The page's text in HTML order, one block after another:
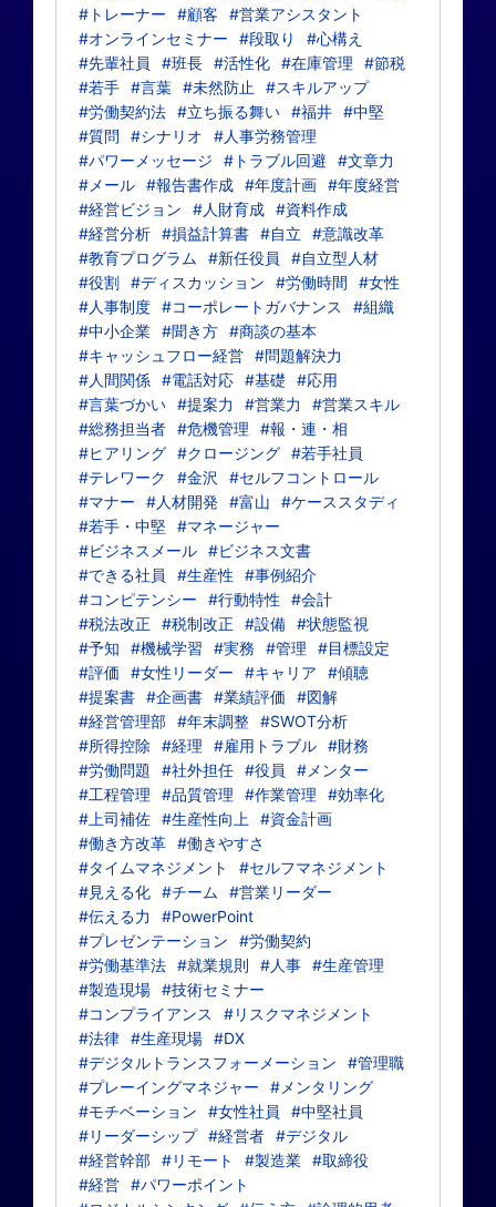
#トレーナー
#顧客
#営業アシスタント
#オンラインセミナー
#段取り
#心構え
#先輩社員
#班長 #活性化 #在庫管理
#節税
#若手 #言葉 #未然防止
#スキルアップ
#労働契約法 #立ち振る舞い #福井 #中堅
#質問
#シナリオ
#人事労務管理
#パワーメッセージ
#トラブル回避
#文章力
#メール #報告書作成 #年度計画 #年度経営
#経営ビジョン
#人財育成 #資料作成
#経営分析 #損益計算書 #自立
#意識改革
#教育プログラム
#新任役員
#自立型人材
#役割 #ディスカッション #労働時間
#女性
#人事制度 #コーポレートガバナンス
#組織
#中小企業 #聞き方 #商談の基本
#キャッシュフロー経営 #問題解決力
#人間関係 #電話対応 #基礎
#応用
#言葉づかい #提案力 #営業力
#営業スキル
#総務担当者 #危機管理
#報・連・相
#ヒアリング #クロージング #若手社員
#テレワーク
#金沢
#セルフコントロール
#マナー
#人材開発 #富山
#ケーススタディ
#若手・中堅 #マネージャー
#ビジネスメール #ビジネス文書
#できる社員
#生産性
#事例紹介
#コンピテンシー
#行動特性
#会計
#税法改正
#税制改正 #設備 #状態監視
#予知
#機械学習 #実務 #管理
#目標設定
#評価
#女性リーダー #キャリア
#傾聴
#提案書 #企画書 #業績評価
#図解
#経営管理部 #年末調整 #SWOT分析
#所得控除
#経理 #雇用トラブル #財務
#労働問題
#社外担任 #役員
#メンター
#工程管理
#品質管理 #作業管理
#効率化
#上司補佐 #生産性向上
#資金計画
#働き方改革 #働きやすさ
#タイムマネジメント
#セルフマネジメント
#見える化 #チーム
#営業リーダー
#伝える力
#PowerPoint
#プレゼンテーション
#労働契約
#労働基準法 #就業規則 #人事 #生産管理
#製造現場 #技術セミナー
#コンプライアンス
#リスクマネジメント
#法律 #生産現場 #DX
#デジタルトランスフォーメーション
#管理職
#プレーイングマネジャー
#メンタリング
#モチベーション
#女性社員
#中堅社員
#リーダーシップ #経営者 #デジタル
#経営幹部 #リモート #製造業 #取締役
#経営 #パワーポイント